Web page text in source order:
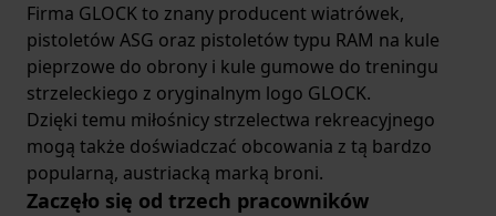
Firma GLOCK to znany producent wiatrówek,
pistoletów ASG oraz pistoletów typu RAM na kule
pieprzowe do obrony i kule gumowe do treningu
strzeleckiego z oryginalnym logo GLOCK.
Dzięki temu miłośnicy strzelectwa rekreacyjnego
mogą także doświadczać obcowania z tą bardzo
popularną, austriacką marką broni.
Zaczęło się od trzech pracowników